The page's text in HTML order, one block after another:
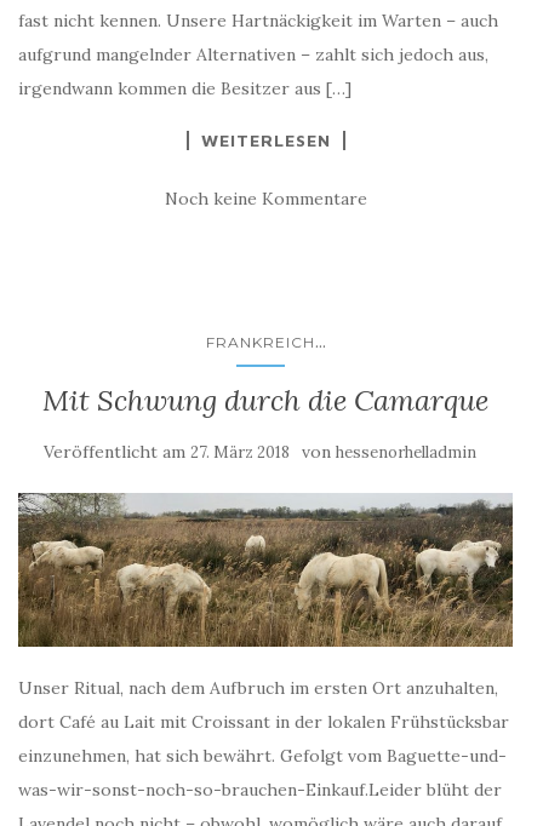
fast nicht kennen. Unsere Hartnäckigkeit im Warten – auch
aufgrund mangelnder Alternativen – zahlt sich jedoch aus,
irgendwann kommen die Besitzer aus […]
WEITERLESEN
Noch keine Kommentare
FRANKREICH ...
Mit Schwung durch die Camarque
Veröffentlicht am 27. März 2018 von hessenorhelladmin
Unser Ritual, nach dem Aufbruch im ersten Ort anzuhalten,
dort Café au Lait mit Croissant in der lokalen Frühstücksbar
einzunehmen, hat sich bewährt. Gefolgt vom Baguette-und-
was-wir-sonst-noch-so-brauchen-Einkauf.Leider blüht der